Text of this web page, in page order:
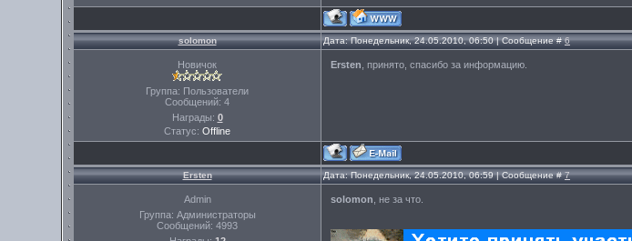
solomon Дата: Понедельник, 24.05.2010, 06:50 | Сообщение #6
Новичок
Группа: Пользователи
Сообщений: 4
Награды: 0
Статус: Offline
Ersten , принято, спасибо за информацию.
Ersten Дата: Понедельник, 24.05.2010, 06:59 | Сообщение #7
Admin
Группа: Администраторы
Сообщений: 4993
solomon , не за что.